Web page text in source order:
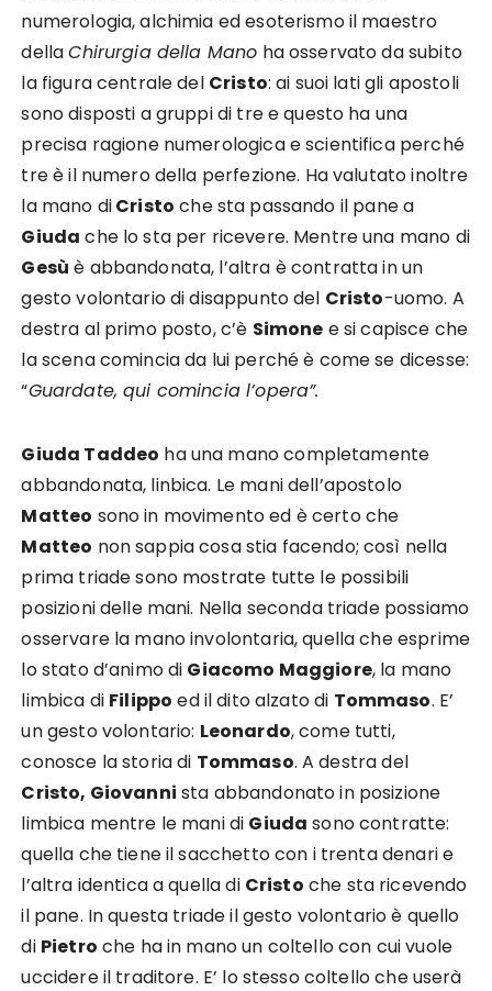
numerologia, alchimia ed esoterismo il maestro
dellaChirurgia della Mano ha osservato da subito
la figura centrale del Cristo: ai suoi lati gli apostoli
sono disposti a gruppi di tre e questo ha una
precisa ragione numerologica e scientifica perché
tre è il numero della perfezione. Ha valutato inoltre
la mano diCristo che sta passando il pane a
Giuda che lo sta per ricevere. Mentre una mano di
Gesù è abbandonata, l’altra è contratta in un
gesto volontario di disappunto del Cristo-uomo. A
destra al primo posto, c’è Simone e si capisce che
la scena comincia da lui perché è come se dicesse:
“Guardate, qui comincia l’opera”.
Giuda Taddeo ha una mano completamente
abbandonata, linbica. Le mani dell’apostolo
Matteo sono in movimento ed è certo che
Matteo non sappia cosa stia facendo; così nella
prima triade sono mostrate tutte le possibili
posizioni delle mani. Nella seconda triade possiamo
osservare la mano involontaria, quella che esprime
lo stato d’animo di Giacomo Maggiore, la mano
limbica di Filippo ed il dito alzato di Tommaso. E’
un gesto volontario: Leonardo, come tutti,
conosce la storia di Tommaso. A destra del
Cristo, Giovanni sta abbandonato in posizione
limbica mentre le mani di Giuda sono contratte:
quella che tiene il sacchetto con i trenta denari e
l’altra identica a quella di Cristo che sta ricevendo
il pane. In questa triade il gesto volontario è quello
di Pietro che ha in mano un coltello con cui vuole
uccidere il traditore. E’ lo stesso coltello che userà